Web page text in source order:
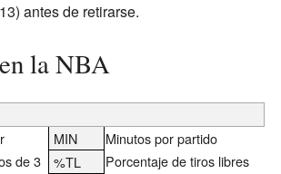
antes de retirarse.
la NBA
MIN
Minutos por partido
de 3 %TL
Porcentaje de tiros libres